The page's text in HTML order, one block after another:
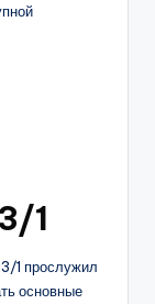
1
1 прослужил
основные